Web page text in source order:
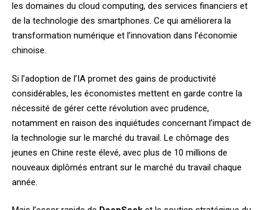
les domaines du cloud computing, des services financiers et
de la technologie des smartphones. Ce qui améliorera la
transformation numérique et l’innovation dans l’économie
chinoise.
Si l’adoption de l’IA promet des gains de productivité
considérables, les économistes mettent en garde contre la
nécessité de gérer cette révolution avec prudence,
notamment en raison des inquiétudes concernant l’impact de
la technologie sur le marché du travail. Le chômage des
jeunes en Chine reste élevé, avec plus de 10 millions de
nouveaux diplômés entrant sur le marché du travail chaque
année.